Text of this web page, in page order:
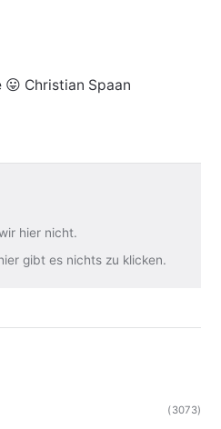
😛 Christian Spaan
hier nicht.
gibt es nichts zu klicken.
(3073)